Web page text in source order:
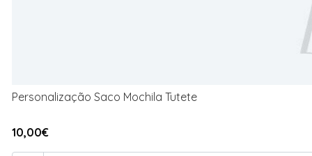
Personalização Saco Mochila Tutete
10,00€